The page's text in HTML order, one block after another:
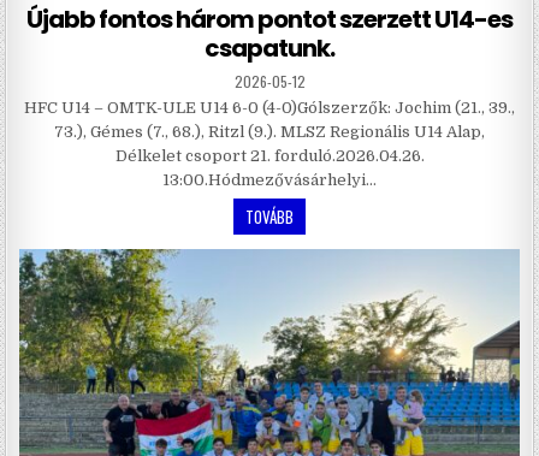
Újabb fontos három pontot szerzett U14-es
csapatunk.
2026-05-12
HFC U14 – OMTK-ULE U14 6-0 (4-0)Gólszerzők: Jochim (21., 39.,
73.), Gémes (7., 68.), Ritzl (9.). MLSZ Regionális U14 Alap,
Délkelet csoport 21. forduló.2026.04.26.
13:00.Hódmezővásárhelyi…
TOVÁBB